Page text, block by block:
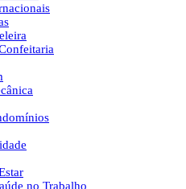
no Trabalho